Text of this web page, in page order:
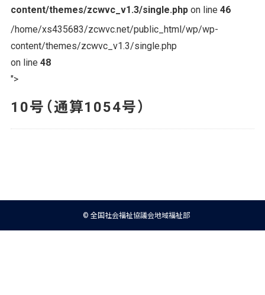
content/themes/zcwvc_v1.3/single.phpon line 46
/home/xs435683/zcwvc.net/public_html/wp/wp-
content/themes/zcwvc_v1.3/single.php
on line 48
">
10号（通算1054号）
© 全国社会福祉協議会地域福祉部